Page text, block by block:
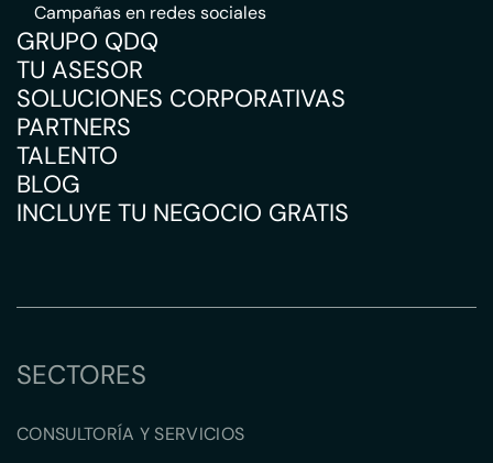
Campañas en redes sociales
GRUPO QDQ
TU ASESOR
SOLUCIONES CORPORATIVAS
PARTNERS
TALENTO
BLOG
INCLUYE TU NEGOCIO GRATIS
SECTORES
CONSULTORÍA Y SERVICIOS